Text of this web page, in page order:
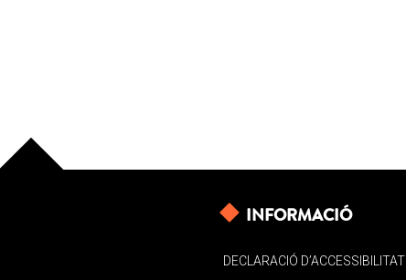
INFORMACIÓ
DECLARACIÓ D’ACCESSIBILITAT